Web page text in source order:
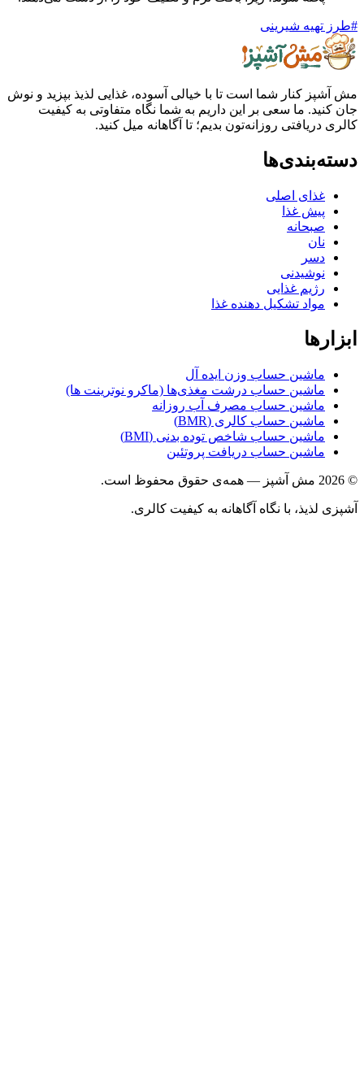
شیرینی
کنار شما است تا با خیالی آسوده، غذایی لذیذ بپزید و نوش
ما سعی بر این داریم به شما نگاه متفاوتی به کیفیت
روزانه‌تون بدیم؛ تا آگاهانه میل کنید.
غذای اصلی
پیش غذا
صبحانه
نوشیدنی
رژیم غذایی
مواد تشکیل دهنده غذا
ماشین حساب وزن ایده آل
ماشین حساب درشت مغذی‌ها (ماکرو نوترینت ها)
ماشین حساب مصرف آب روزانه
ماشین حساب کالری (BMR)
ماشین حساب شاخص توده بدنی (BMI)
ماشین حساب دریافت پروتئین
با نگاه آگاهانه به کیفیت کالری.